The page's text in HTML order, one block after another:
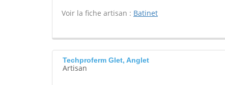
Voir la fiche artisan : Batinet
Techproferm Glet, Anglet
Artisan